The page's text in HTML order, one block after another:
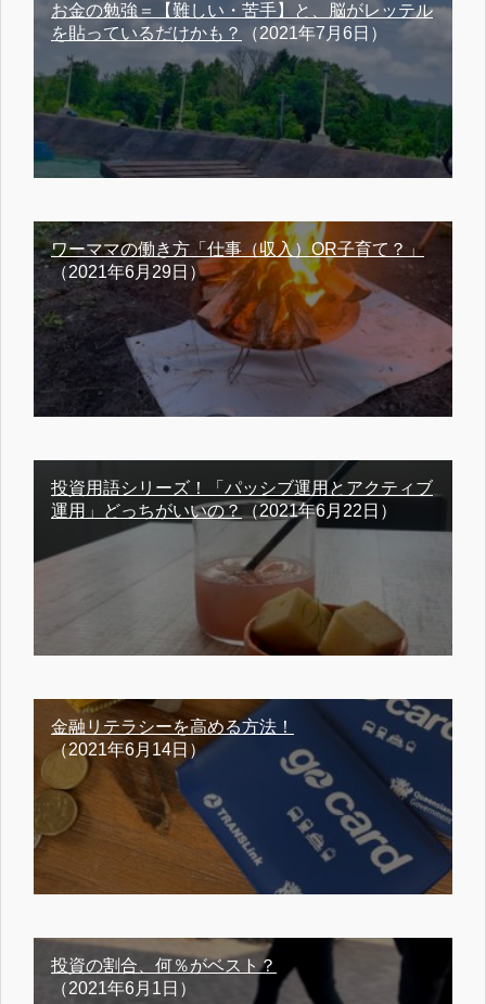
お金の勉強＝【難しい・苦手】と、脳がレッテル
を貼っているだけかも？
（2021年7月6日）
ワーママの働き方「仕事（収入）OR子育て？」
（2021年6月29日）
投資用語シリーズ！「パッシブ運用とアクティブ
運用」どっちがいいの？ （2021年6月22日）
金融リテラシーを高める方法！
（2021年6月14日）
投資の割合、何％がベスト？
（2021年6月1日）